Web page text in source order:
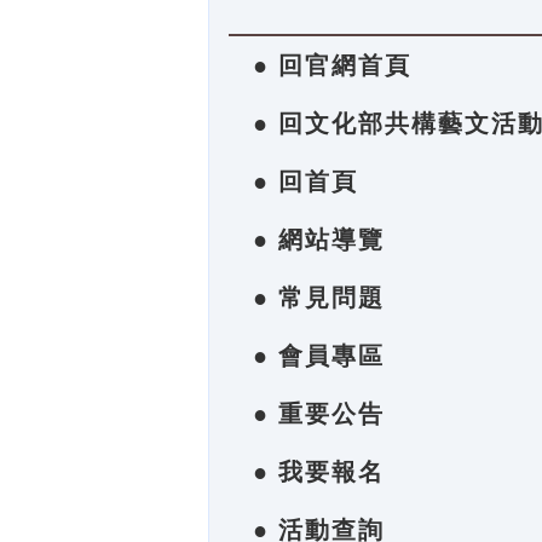
● 回官網首頁
● 回文化部共構藝文活
● 回首頁
● 網站導覽
● 常見問題
● 會員專區
● 重要公告
● 我要報名
● 活動查詢